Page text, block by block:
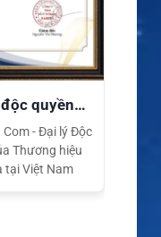
quyền
- Đại lý Độc
Thương hiệu
tại Việt Nam